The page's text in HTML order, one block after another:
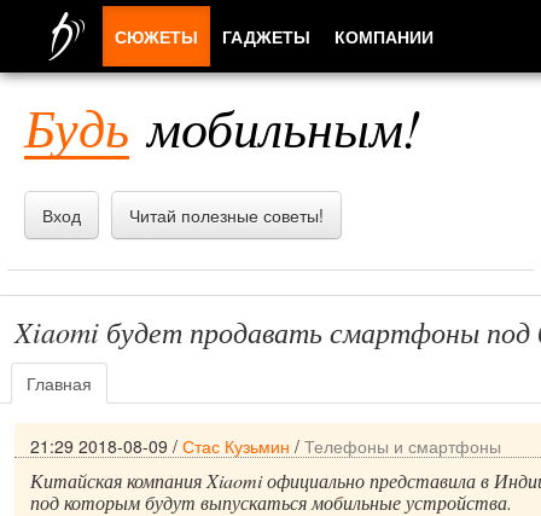
Будь мобильным!
Вход Читай полезные советы!
Xiaomi будет продавать смартфоны под
Главная
21:29 2018-08-09 / Стас Кузьмин / Телефоны и смартфоны
Китайская компания Xiaomi официально представила в
под которым будут выпускаться мобильные устройства.
СЮЖЕТЫ ГАДЖЕТЫ КОМПАНИИ
ПРИЛОЖЕНИЯ